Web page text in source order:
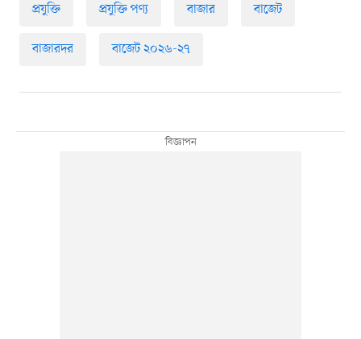
প্রযুক্তি প্রযুক্তি পণ্য বাজার বাজেট
বাজারদর বাজেট ২০২৬-২৭